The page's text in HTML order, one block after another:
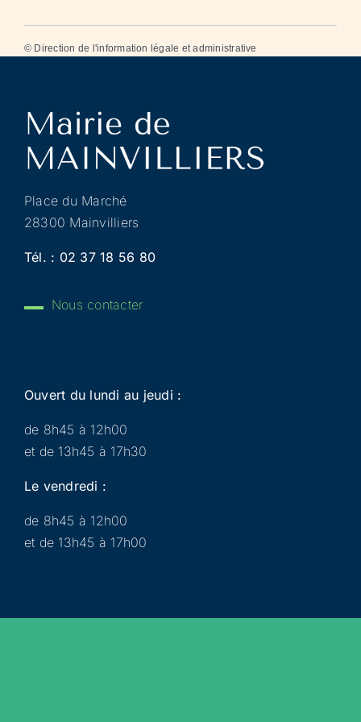
© Direction de l'information légale et administrative
Place du Marché
28300 Mainvilliers
Tél. : 02 37 18 56 80
Nous contacter
Ouvert du lundi au jeudi :
de 8h45 à 12h00
et de 13h45 à 17h30
Le vendredi :
de 8h45 à 12h00
et de 13h45 à 17h00